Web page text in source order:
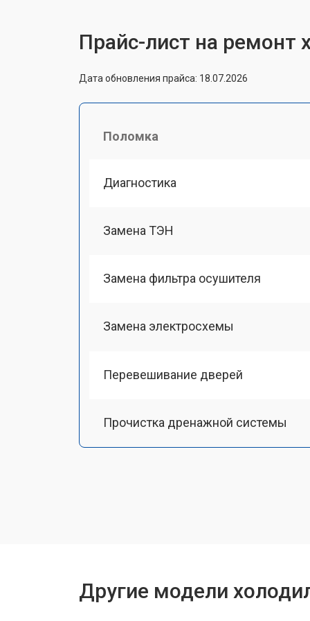
Прайс-лист на ремонт
Дата обновления прайса: 18.07.2026
Поломка
Диагностика
Замена ТЭН
Замена фильтра осушителя
Замена электросхемы
Перевешивание дверей
Прочистка дренажной системы
Другие модели